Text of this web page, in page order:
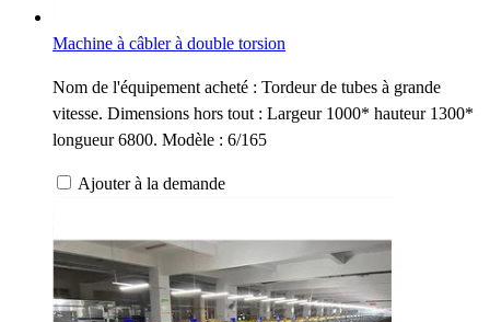
Machine à câbler à double torsion
Nom de l'équipement acheté : Tordeur de tubes à grande
vitesse. Dimensions hors tout : Largeur 1000* hauteur 1300*
longueur 6800. Modèle : 6/165
Ajouter à la demande